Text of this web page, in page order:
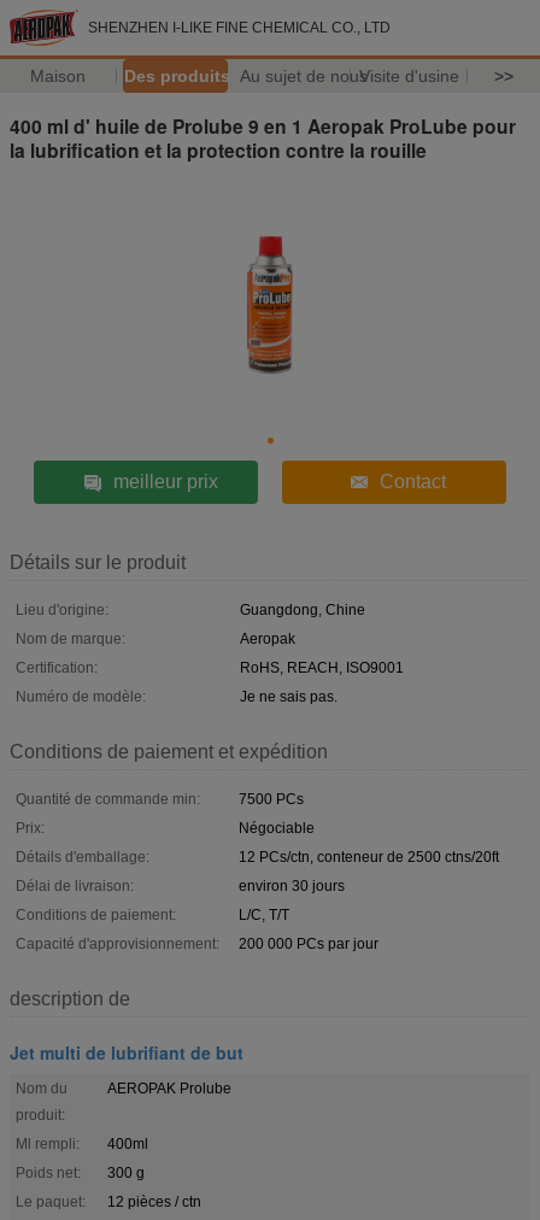
SHENZHEN I-LIKE FINE CHEMICAL CO., LTD
Maison Des produits Au sujet de nousVisite d'usine >>
400 ml d' huile de Prolube 9 en 1 Aeropak ProLube pour
la lubrification et la protection contre la rouille
meilleur prix Contact
Détails sur le produit
Lieu d'origine:
Guangdong, Chine
Nom de marque:
Aeropak
Certification:
RoHS, REACH, ISO9001
Numéro de modèle:
Je ne sais pas.
Conditions de paiement et expédition
Quantité de commande min:
7500 PCs
Prix:
Négociable
Détails d'emballage:
12 PCs/ctn, conteneur de 2500 ctns/20ft
Délai de livraison:
environ 30 jours
Conditions de paiement:
L/C, T/T
Capacité d'approvisionnement:
200 000 PCs par jour
description de
Jet multi de lubrifiant de but
Nom du
produit:
AEROPAK Prolube
Ml rempli:
400ml
Poids net:
300 g
Le paquet:
12 pièces / ctn